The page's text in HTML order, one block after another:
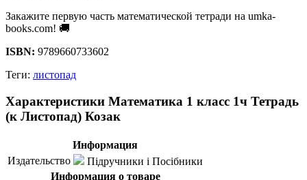
Закажите первую часть математической тетради на umka-
books.com! 🚚
ISBN: 9789660733602
Теги: листопад
Характеристики Математика 1 класс 1ч Тетрадь
(к Листопад) Козак
Информация
Издательство
Підручники і Посібники
Информация о товаре